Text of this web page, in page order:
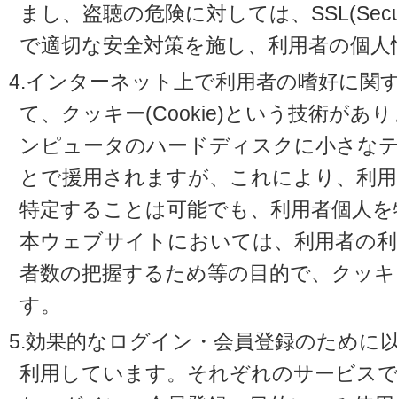
まし、盗聴の危険に対しては、
で適切な安全対策を施し、利用者の個
4.インターネット上で利用者の嗜好に関
て、クッキー(Cookie)という技術があ
ンピュータのハードディスクに小さな
とで援用されますが、これにより、利
特定することは可能でも、利用者個人
本ウェブサイトにおいては、利用者の
者数の把握するため等の目的で、クッ
す。
5.効果的なログイン・会員登録のために
利用しています。それぞれのサービス